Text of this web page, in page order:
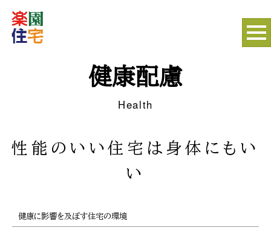
健康配慮
Health
性能のいい住宅は身体にもい
い
健康に影響を及ぼす住宅の環境